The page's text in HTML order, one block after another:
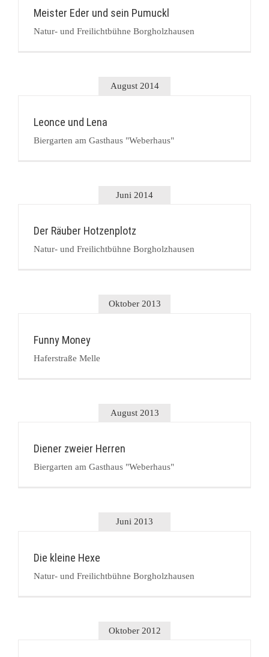
Meister Eder und sein Pumuckl
Natur- und Freilichtbühne Borgholzhausen
August 2014
Leonce und Lena
Biergarten am Gasthaus "Weberhaus"
Juni 2014
Der Räuber Hotzenplotz
Natur- und Freilichtbühne Borgholzhausen
Oktober 2013
Funny Money
Haferstraße Melle
August 2013
Diener zweier Herren
Biergarten am Gasthaus "Weberhaus"
Juni 2013
Die kleine Hexe
Natur- und Freilichtbühne Borgholzhausen
Oktober 2012